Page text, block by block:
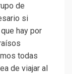
de
si
hay por
todas
de viajar al